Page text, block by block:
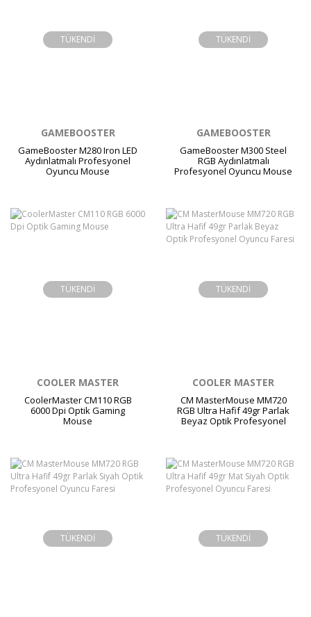
TÜKENDİ
GAMEBOOSTER
GameBooster M280 Iron LED
Aydınlatmalı Profesyonel
Oyuncu Mouse
TÜKENDİ
GAMEBOOSTER
GameBooster M300 Steel
RGB Aydınlatmalı
Profesyonel Oyuncu Mouse
TÜKENDİ
COOLER MASTER
CoolerMaster CM110 RGB
6000 Dpi Optik Gaming
Mouse
TÜKENDİ
COOLER MASTER
CM MasterMouse MM720
RGB Ultra Hafif 49gr Parlak
Beyaz Optik Profesyonel
TÜKENDİ TÜKENDİ